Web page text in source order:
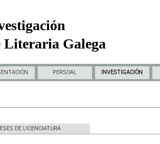
Galega
PERSOAL INVESTIGACIÓN
DE LICENCIATURA